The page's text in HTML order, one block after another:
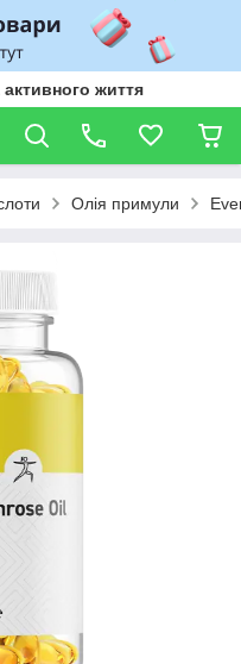
життя
Олія примули